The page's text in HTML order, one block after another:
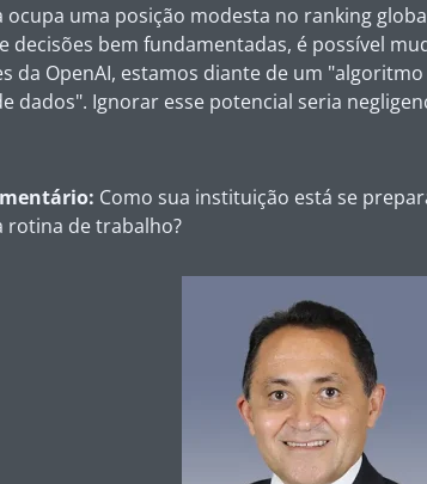
ocupa uma posição modesta no ranking
decisões bem fundamentadas, é possível
da OpenAI, estamos diante de um
dados". Ignorar esse potencial seria
Como sua instituição está se
rotina de trabalho?